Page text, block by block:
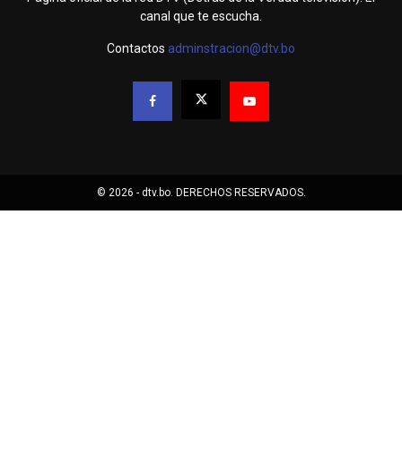
canal que te escucha.
Contactos adminstracion@dtv.bo
© 2026 - dtv.bo. DERECHOS RESERVADOS.